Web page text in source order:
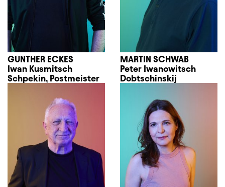
GUNTHER ECKES
Iwan Kusmitsch
Schpekin, Postmeister
MARTIN SCHWAB
Peter Iwanowitsch
Dobtschinskij